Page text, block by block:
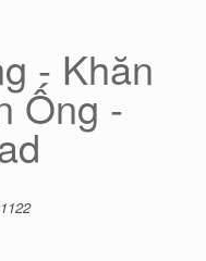
- Khăn
Ống -